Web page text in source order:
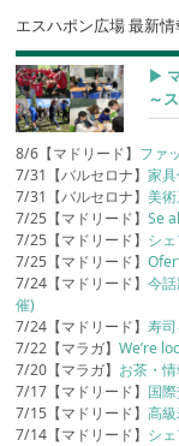
エスハポン広場 最新情
▶︎
～
8/6【マドリード】 ファ
7/31【バルセロナ】家
7/31【バルセロナ】美
7/25【マドリード】Se
7/25【マドリード】 シ
7/25【マドリード】
7/24【マドリード】今
催)
7/24【マドリード】寿
7/22【マラガ】We’re
7/20【マラガ】 お茶・
7/17【マドリード】 国
7/15【マドリード】高
7/14【マドリード】 シ